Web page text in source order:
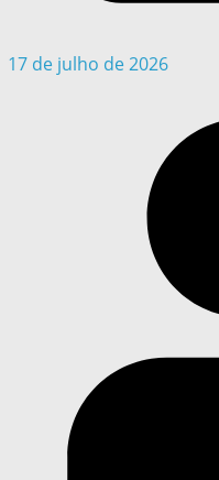
17 de julho de 2026